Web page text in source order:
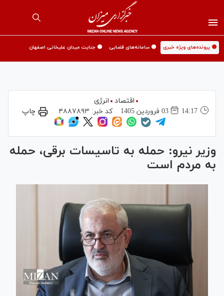
🟡 پرونده‌های ویژه خبری 🟡 سامانه‌های قضایی 🟡 جنایت میدان علیخانی اصفهان
اقتصاد
انرژی
14:17
03 فروردين 1405 کد خبر: ۴۸۸۷۸۹۳ چاپ
وزیر نیرو: حمله به تاسیسات برقی، حمله
به مردم است